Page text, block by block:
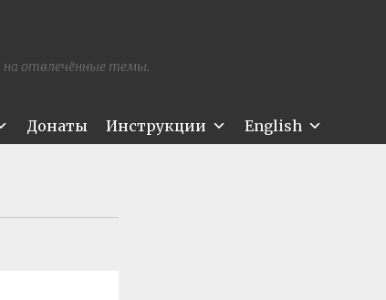
на отвлечённые темы.
Донаты Инструкции English